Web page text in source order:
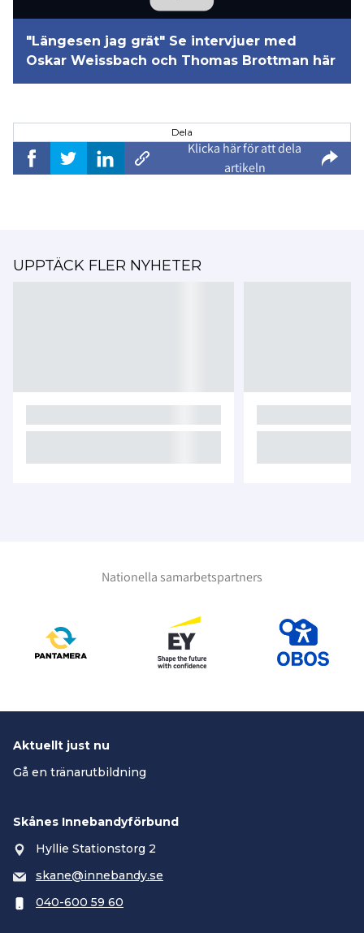
"Längesen jag grät" Se intervjuer med
Oskar Weissbach och Thomas Brottman här
Dela
Klicka här för att dela
artikeln
UPPTÄCK FLER NYHETER
Nationella samarbetspartners
Aktuellt just nu
Gå en tränarutbildning
Skånes Innebandyförbund
Hyllie Stationstorg 2
skane@innebandy.se
040-600 59 60